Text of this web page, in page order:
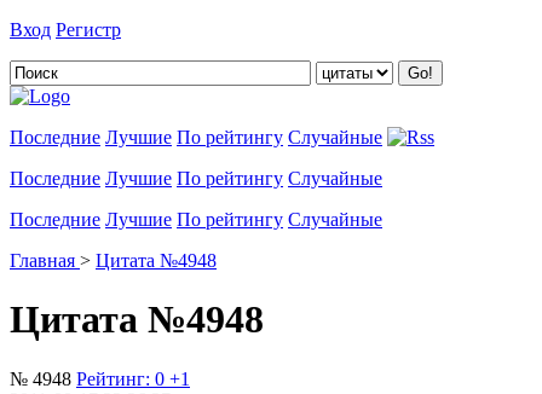
Вход Регистр
Последние Лучшие По рейтингу Случайные
Последние Лучшие По рейтингу Случайные
Последние Лучшие По рейтингу Случайные
Главная > Цитата №4948
Цитата №4948
№ 4948 Рейтинг: 0 +1